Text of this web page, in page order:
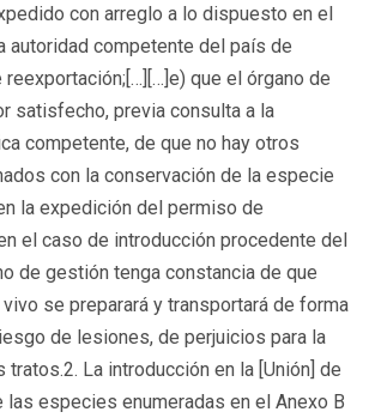
con arreglo a lo dispuesto en el
autoridad competente del país de
que el órgano de
satisfecho, previa consulta a la
competente, de que no hay otros
con la conservación de la especie
la expedición del permiso de
el caso de introducción procedente del
de gestión tenga constancia de que
se preparará y transportará de forma
de lesiones, de perjuicios para la
tratos.2. La introducción en la [Unión] de
especies enumeradas en el Anexo B